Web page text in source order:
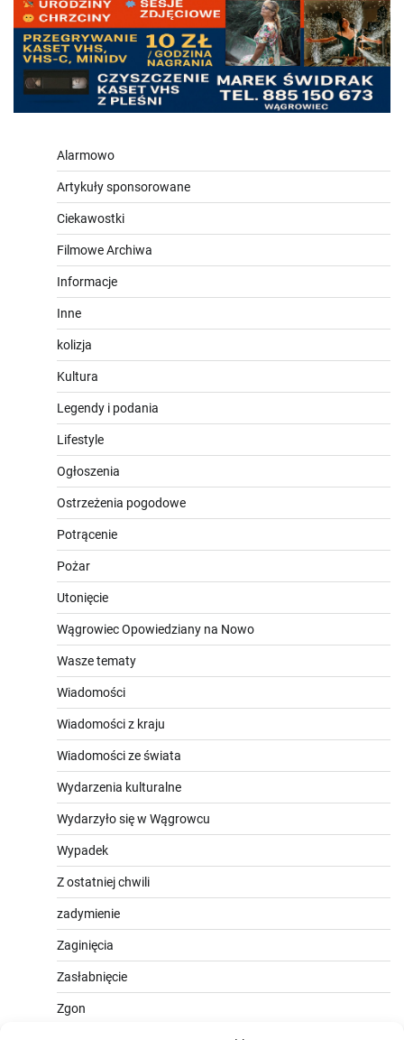
Alarmowo
Artykuły sponsorowane
Ciekawostki
Filmowe Archiwa
Informacje
Inne
kolizja
Kultura
Legendy i podania
Lifestyle
Ogłoszenia
Ostrzeżenia pogodowe
Potrącenie
Pożar
Utonięcie
Wągrowiec Opowiedziany na Nowo
Wasze tematy
Wiadomości
Wiadomości z kraju
Wiadomości ze świata
Wydarzenia kulturalne
Wydarzyło się w Wągrowcu
Wypadek
Z ostatniej chwili
zadymienie
Zaginięcia
Zasłabnięcie
Zgon